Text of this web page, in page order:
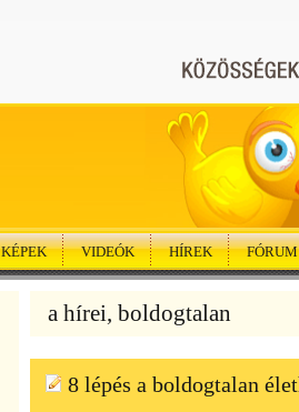
KÉPEK VIDEÓK HÍREK FÓRUM
a hírei, boldogtalan
8 lépés a boldogtalan